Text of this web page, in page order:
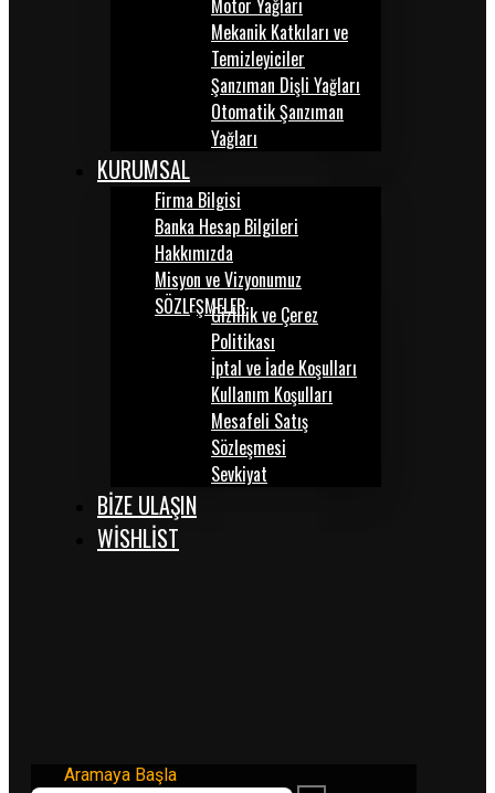
Motor Yağları
Mekanik Katkıları ve
Temizleyiciler
Şanzıman Dişli Yağları
Otomatik Şanzıman
Yağları
KURUMSAL
Firma Bilgisi
Banka Hesap Bilgileri
Hakkımızda
Misyon ve Vizyonumuz
SÖZLEŞMELERGizlilik ve Çerez
Politikası
İptal ve İade Koşulları
Kullanım Koşulları
Mesafeli Satış
Sözleşmesi
Sevkiyat
BİZE ULAŞIN
WISHLIST
Aramaya Başla